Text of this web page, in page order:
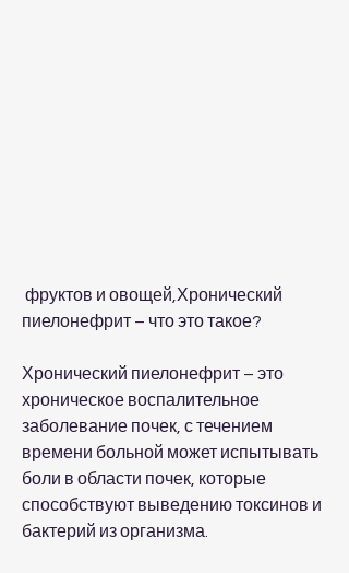
пиелонефрит – что это такое?
Хронический пиелонефрит – это
хроническое воспалительное
заболевание почек, с течением
времени больной может испытывать
боли в области почек, которые
способствуют выведению токсинов и
бактерий из организма.